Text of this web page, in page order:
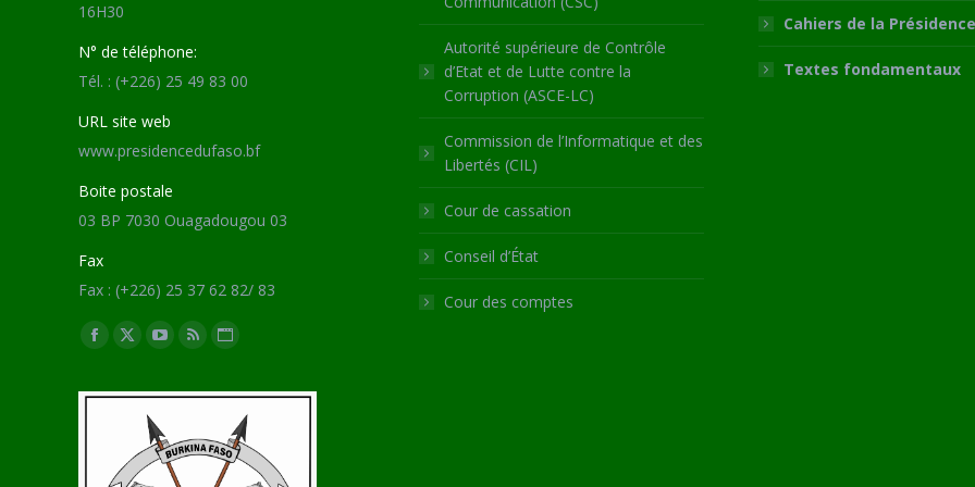
16H30
N° de téléphone:
Tél. : (+226) 25 49 83 00
URL site web
www.presidencedufaso.bf
Boite postale
03 BP 7030 Ouagadougou 03
Fax
Fax : (+226) 25 37 62 82/ 83
Trouvez nous sur :
Facebook
opens
X
opens
new
YouTube
opens
in
new
RSS
opens
new
Site
page
opens
in
Autorité supérieure de Contrôle
d’Etat et de Lutte contre la
Corruption (ASCE-LC)
Commission de l’Informatique et des
Libertés (CIL)
Cour de cassation
Conseil d’État
Cour des comptes
Cahiers de la Présidence
Textes fondamentaux